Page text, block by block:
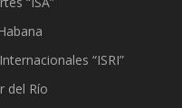
“ISRI”
del Río